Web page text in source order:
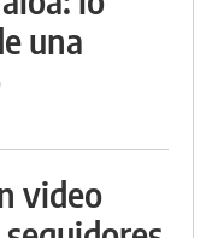
una
video